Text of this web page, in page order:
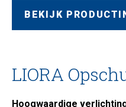
BEKIJK
LIORA
Hoogwaardige